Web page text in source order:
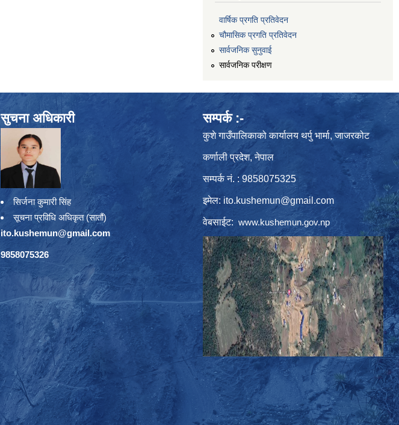
वार्षिक प्रगति प्रतिवेदन
चौमासिक प्रगति प्रतिवेदन
सार्वजनिक सुनुवाई
सार्वजनिक परीक्षण
सुचना अधिकारी
सिर्जना कुमारी सिंह
सूचना प्रविधि अधिकृत (सातौं)
ito.kushemun@gmail.com
9858075326
सम्पर्क :-
कुशे गाउँपालिकाको कार्यालय थर्पु भार्मा, जाजरकोट
कर्णाली प्रदेश, नेपाल
सम्पर्क नं. : 9858075325
इमेल: ito.kushemun@gmail.com
वेबसाईट: www.kushemun.gov.np